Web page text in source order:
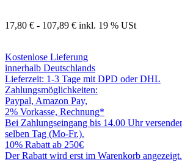
17,80 € - 107,89 € inkl. 19 % USt
Kostenlose Lieferung
innerhalb Deutschlands
Lieferzeit: 1-3 Tage mit DPD oder DHL
Zahlungsmöglichkeiten:
Paypal, Amazon Pay,
2% Vorkasse, Rechnung*
Bei Zahlungseingang bis 14.00 Uhr
selben Tag (Mo-Fr.).
10% Rabatt ab 250€
Der Rabatt wird erst im Warenkorb angezeigt.